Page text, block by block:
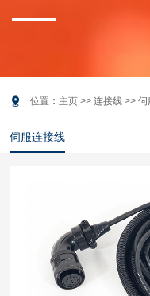
伺服连接线
 位置： 主页 >> 连接线 >> 伺